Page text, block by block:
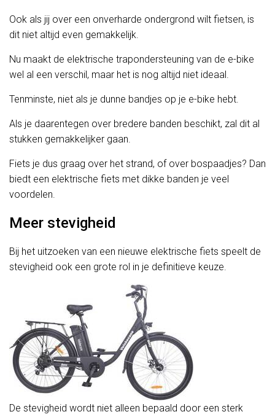
Ook als jij over een onverharde ondergrond wilt fietsen, is
dit niet altijd even gemakkelijk.
Nu maakt de elektrische trapondersteuning van de e-bike
wel al een verschil, maar het is nog altijd niet ideaal.
Tenminste, niet als je dunne bandjes op je e-bike hebt.
Als je daarentegen over bredere banden beschikt, zal dit al
stukken gemakkelijker gaan.
Fiets je dus graag over het strand, of over bospaadjes? Dan
biedt een elektrische fiets met dikke banden je veel
voordelen.
Meer stevigheid
Bij het uitzoeken van een nieuwe elektrische fiets speelt de
stevigheid ook een grote rol in je definitieve keuze.
De stevigheid wordt niet alleen bepaald door een sterk